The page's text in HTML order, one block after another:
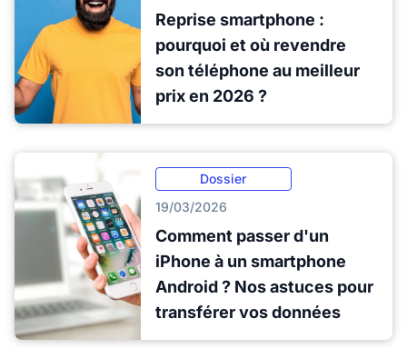
Reprise smartphone :
pourquoi et où revendre
son téléphone au meilleur
prix en 2026 ?
Dossier
19/03/2026
Comment passer d'un
iPhone à un smartphone
Android ? Nos astuces pour
transférer vos données